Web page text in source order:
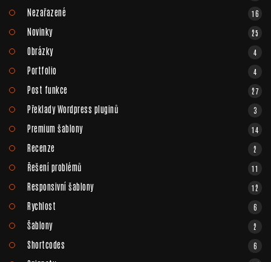
Nezařazené 16
Novinky 25
Obrázky 4
Portfolio 4
Post funkce 27
Překlady Wordpress pluginů 3
Premium šablony 14
Recenze 2
Řešení problémů 11
Responsivní šablony 12
Rychlost 6
Šablony 2
Shortcodes 6